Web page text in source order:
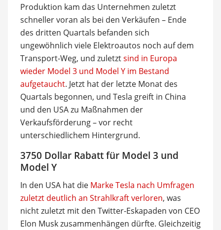
Produktion kam das Unternehmen zuletzt
schneller voran als bei den Verkäufen – Ende
des dritten Quartals befanden sich
ungewöhnlich viele Elektroautos noch auf dem
Transport-Weg, und zuletztsind in Europa
wieder Model 3 und Model Y im Bestand
aufgetaucht. Jetzt hat der letzte Monat des
Quartals begonnen, und Tesla greift in China
und den USA zu Maßnahmen der
Verkaufsförderung – vor recht
unterschiedlichem Hintergrund.
3750 Dollar Rabatt für Model 3 und
Model Y
In den USA hat die Marke Tesla nach Umfragen
zuletzt deutlich an Strahlkraft verloren, was
nicht zuletzt mit den Twitter-Eskapaden von CEO
Elon Musk zusammenhängen dürfte. Gleichzeitig